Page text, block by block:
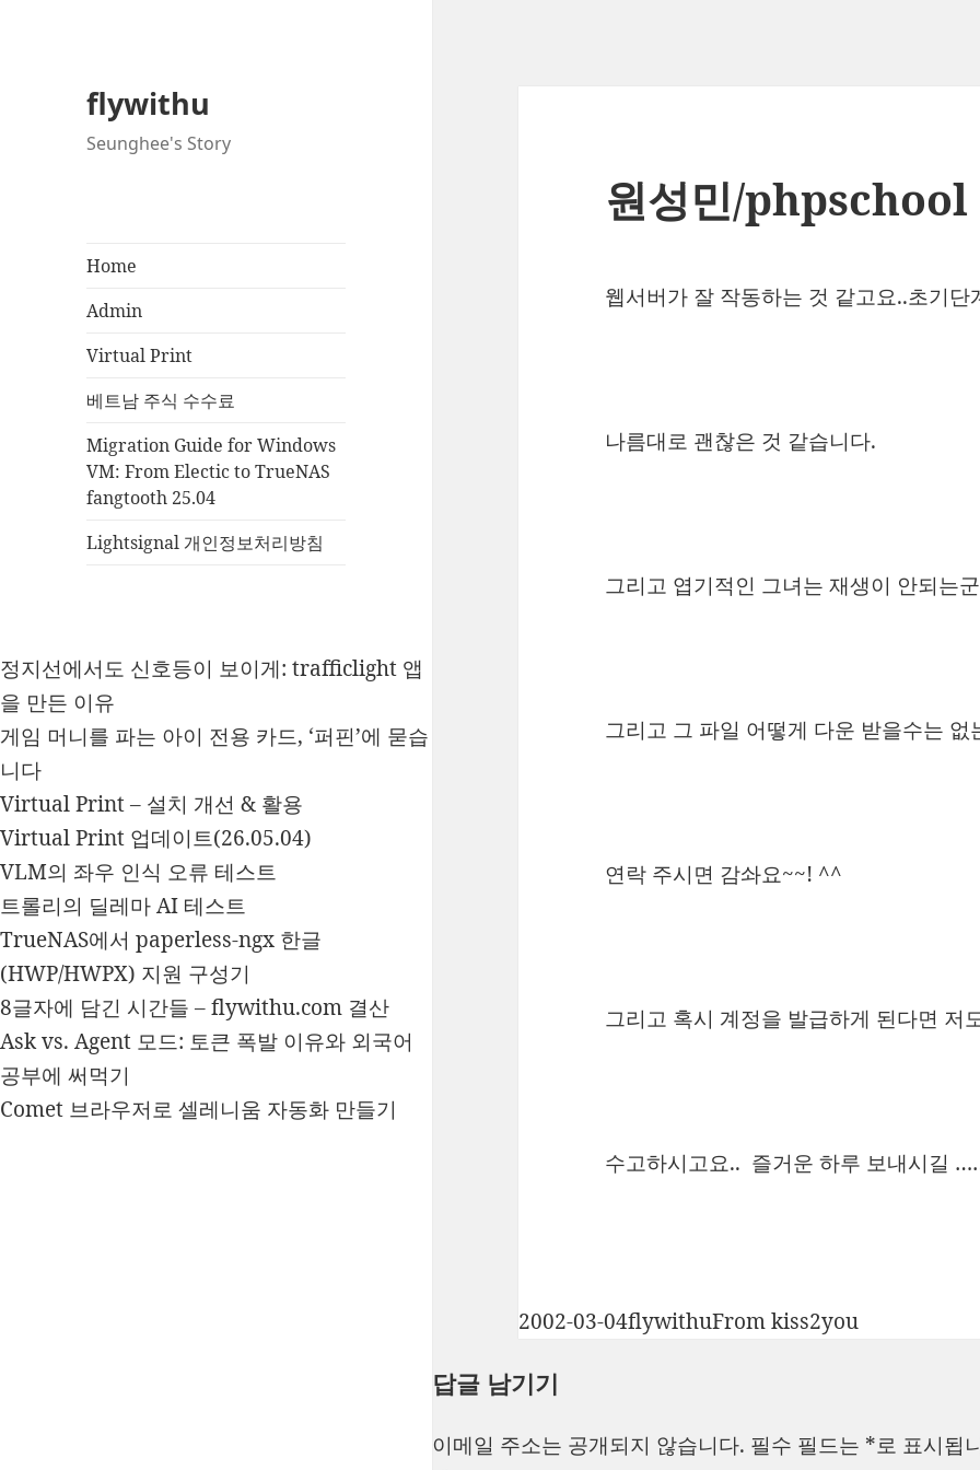
flywithu
Seunghee's Story
Home
Admin
Virtual Print
베트남 주식 수수료
Migration Guide for Windows
VM: From Electic to TrueNAS
fangtooth 25.04
Lightsignal 개인정보처리방침
정지선에서도 신호등이 보이게: trafficlight 앱
을 만든 이유
게임 머니를 파는 아이 전용 카드, ‘퍼핀’에 묻습
니다
Virtual Print – 설치 개선 & 활용
Virtual Print 업데이트(26.05.04)
VLM의 좌우 인식 오류 테스트
트롤리의 딜레마 AI 테스트
TrueNAS에서 paperless-ngx 한글
(HWP/HWPX) 지원 구성기
8글자에 담긴 시간들 – flywithu.com 결산
Ask vs. Agent 모드: 토큰 폭발 이유와 외국어
공부에 써먹기
Comet 브라우저로 셀레니움 자동화 만들기
원성민/phpschool
웹서버가 잘 작동하는 것 같고요..초기단
나름대로 괜찮은 것 같습니다.
그리고 엽기적인 그녀는 재생이 안되는
그리고 그 파일 어떻게 다운 받을수는 없
연락 주시면 감솨요~~! ^^
그리고 혹시 계정을 발급하게 된다면 저
수고하시고요.. 즐거운 하루 보내시길
작
일
2002-03-04글
flywithu카
From kiss2you
답글 남기기
이메일 주소는 공개되지 않습니다. 필수 필드는 *로 표시됩